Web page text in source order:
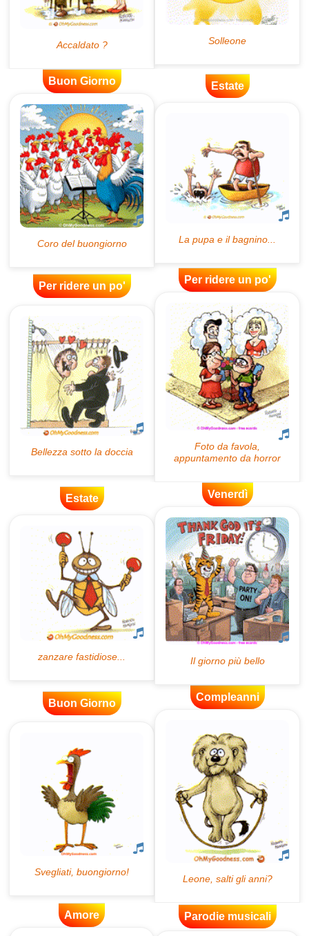
Buon Giorno Estate
Per ridere un po'
Per ridere un po'
Estate Venerdì
Buon Giorno
Compleanni
Amore Parodie musicali